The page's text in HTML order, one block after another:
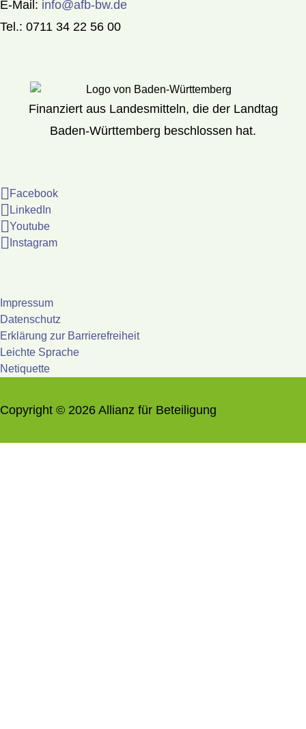
E-Mail: info@afb-bw.de
Tel.: 0711 34 22 56 00
Finanziert aus Landesmitteln, die der Landtag
Baden-Württemberg beschlossen hat.
Facebook
LinkedIn
Youtube
Instagram
Impressum
Datenschutz
Erklärung zur Barrierefreiheit
Leichte Sprache
Netiquette
Copyright © 2026 Allianz für Beteiligung